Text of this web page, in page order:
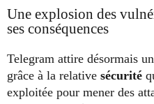
Une explosion des
ses conséquences
Telegram attire désormais
grâce à la relative sécurité
exploitée pour mener des